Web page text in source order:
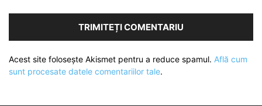
Acest site folosește Akismet pentru a reduce spamul. Află cum
sunt procesate datele comentariilor tale.